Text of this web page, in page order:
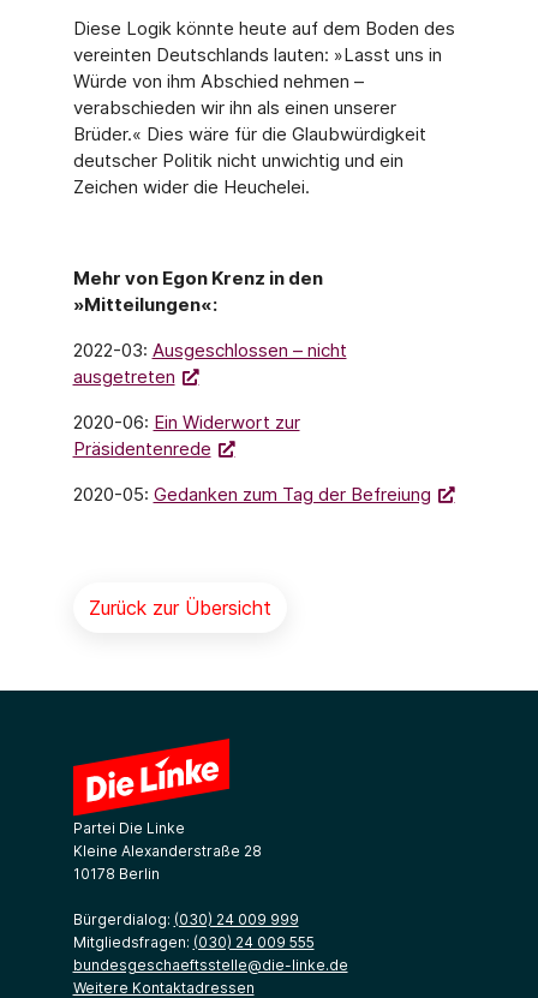
Diese Logik könnte heute auf dem Boden des
vereinten Deutschlands lauten: »Lasst uns in
Würde von ihm Abschied nehmen –
verabschieden wir ihn als einen unserer
Brüder.« Dies wäre für die Glaubwürdigkeit
deutscher Politik nicht unwichtig und ein
Zeichen wider die Heuchelei.
Mehr von Egon Krenz in den
»Mitteilungen«:
2022-03: Ausgeschlossen – nicht
ausgetreten
2020-06: Ein Widerwort zur
Präsidentenrede
2020-05: Gedanken zum Tag der Befreiung
Zurück zur Übersicht
Partei Die Linke
Kleine Alexanderstraße 28
10178 Berlin
Bürgerdialog: (030) 24 009 999
Mitgliedsfragen: (030) 24 009 555
bundesgeschaeftsstelle@die-linke.de
Weitere Kontaktadressen